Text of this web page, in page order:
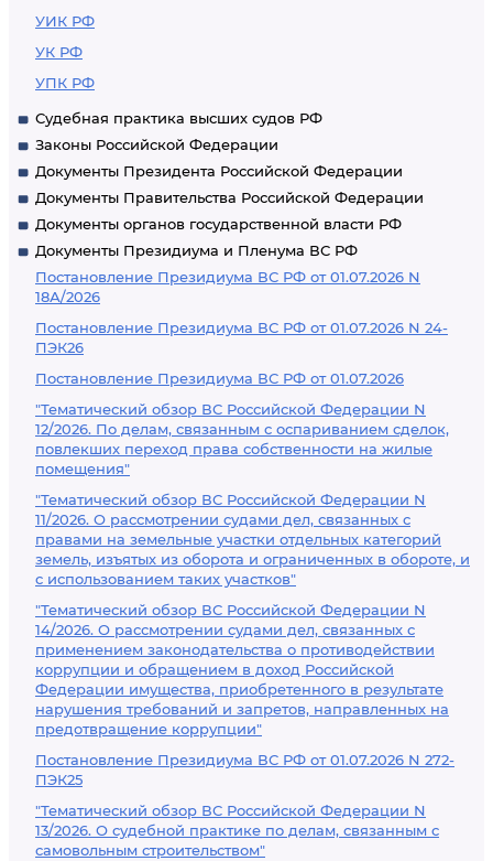
УИК РФ
УК РФ
УПК РФ
Судебная практика высших судов РФ
Законы Российской Федерации
Документы Президента Российской Федерации
Документы Правительства Российской Федерации
Документы органов государственной власти РФ
Документы Президиума и Пленума ВС РФ
Постановление Президиума ВС РФ от 01.07.2026 N
18А/2026
Постановление Президиума ВС РФ от 01.07.2026 N 24-
ПЭК26
Постановление Президиума ВС РФ от 01.07.2026
"Тематический обзор ВС Российской Федерации N
12/2026. По делам, связанным с оспариванием сделок,
повлекших переход права собственности на жилые
помещения"
"Тематический обзор ВС Российской Федерации N
11/2026. О рассмотрении судами дел, связанных с
правами на земельные участки отдельных категорий
земель, изъятых из оборота и ограниченных в обороте, и
с использованием таких участков"
"Тематический обзор ВС Российской Федерации N
14/2026. О рассмотрении судами дел, связанных с
применением законодательства о противодействии
коррупции и обращением в доход Российской
Федерации имущества, приобретенного в результате
нарушения требований и запретов, направленных на
предотвращение коррупции"
Постановление Президиума ВС РФ от 01.07.2026 N 272-
ПЭК25
"Тематический обзор ВС Российской Федерации N
13/2026. О судебной практике по делам, связанным с
самовольным строительством"